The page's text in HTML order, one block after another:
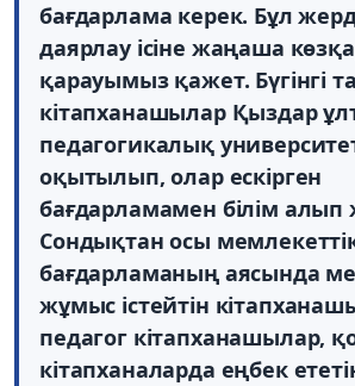
бағдарлама керек. Бұл
даярлау ісіне жаңаша
қарауымыз қажет. Бүгінгі
кітапханашылар Қыздар
педагогикалық
оқытылып, олар ескірген
бағдарламамен білім алып
Сондықтан осы
бағдарламаның аясында
жұмыс істейтін
педагог кітапханашылар,
кітапханаларда еңбек